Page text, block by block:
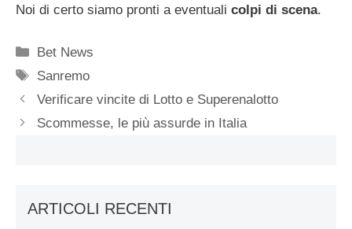
Noi di certo siamo pronti a eventuali colpi di scena.
Categorie
Bet News
Tag
Sanremo
Verificare vincite di Lotto e Superenalotto
Scommesse, le più assurde in Italia
ARTICOLI RECENTI